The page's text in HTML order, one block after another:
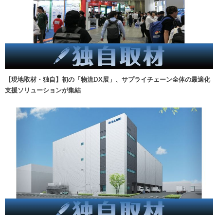
【現地取材・独自】初の「物流DX展」、サプライチェーン全体の最適化
支援ソリューションが集結